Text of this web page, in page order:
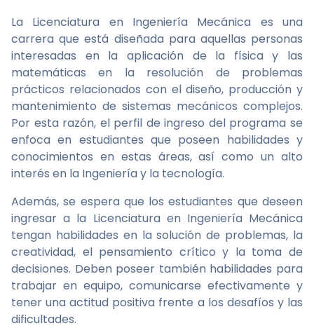
La Licenciatura en Ingeniería Mecánica es una
carrera que está diseñada para aquellas personas
interesadas en la aplicación de la física y las
matemáticas en la resolución de problemas
prácticos relacionados con el diseño, producción y
mantenimiento de sistemas mecánicos complejos.
Por esta razón, el perfil de ingreso del programa se
enfoca en estudiantes que poseen habilidades y
conocimientos en estas áreas, así como un alto
interés en la Ingeniería y la tecnología.
Además, se espera que los estudiantes que deseen
ingresar a la Licenciatura en Ingeniería Mecánica
tengan habilidades en la solución de problemas, la
creatividad, el pensamiento crítico y la toma de
decisiones. Deben poseer también habilidades para
trabajar en equipo, comunicarse efectivamente y
tener una actitud positiva frente a los desafíos y las
dificultades.